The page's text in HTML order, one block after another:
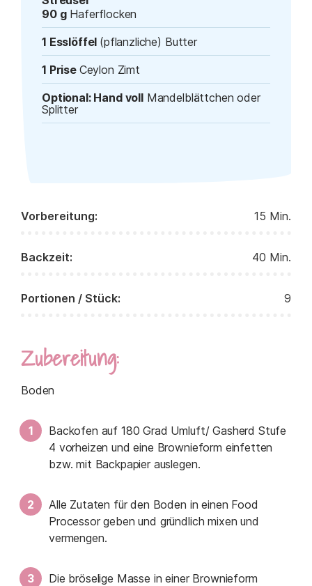
90 gHaferflocken
1 Esslöffel (pflanzliche) Butter
1 Prise Ceylon Zimt
Optional: Hand vollMandelblättchen oder
Splitter
Vorbereitung: 15 Min.
Backzeit: 40 Min.
Portionen / Stück: 9
Zubereitung:
Boden
Backofen auf 180 Grad Umluft/ Gasherd Stufe
4 vorheizen und eine Brownieform einfetten
bzw. mit Backpapier auslegen.
Alle Zutaten für den Boden in einen Food
Processor geben und gründlich mixen und
vermengen.
Die bröselige Masse in einer Brownieform